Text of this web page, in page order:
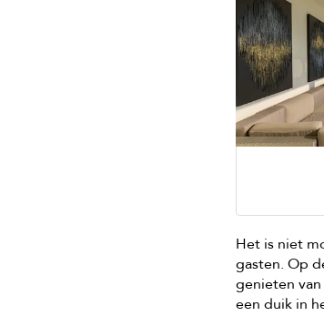
Het is niet
gasten. Op
genieten
een duik in